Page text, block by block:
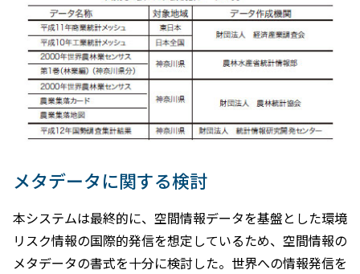
メタデータに関する検討
本システムは最終的に、空間情報データを基盤とした環境
リスク情報の国際的発信を想定しているため、空間情報の
メタデータの書式を十分に検討した。世界への情報発信を